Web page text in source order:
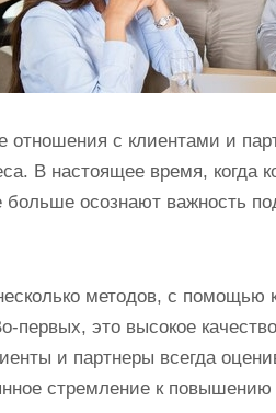
отношения с клиентами и
В настоящее время, когда
больше осознают важность
методов, с помощью
первых, это высокое
и партнеры всегда
стремление к повышению